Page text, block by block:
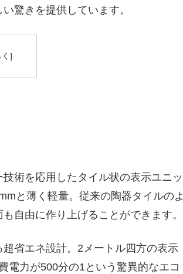
驚きを提供しています。
術を応用したタイル状の表示ユニッ
と薄く軽量。従来の陶器タイルのよ
自由に作り上げることができます。
省エネ設計。2メートル四方の表示
電力が500分の1という驚異的なエコ